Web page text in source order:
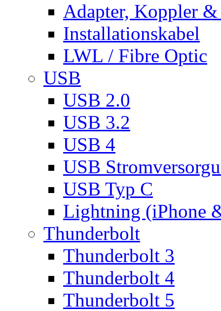
Adapter, Koppler &
Installationskabel
LWL / Fibre Optic
USB
USB 2.0
USB 3.2
USB 4
USB
USB Typ C
Lightning (iPhone
Thunderbolt
Thunderbolt 3
Thunderbolt 4
Thunderbolt 5